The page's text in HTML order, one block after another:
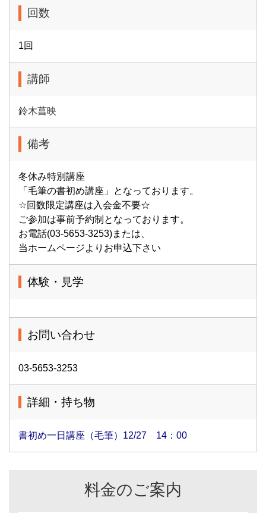
回数
1回
講師
鈴木菖映
備考
冬休み特別講座
「毛筆の書初め講座」となっております。
☆回数限定講座は入会金不要☆
ご参加は事前予約制となっております。
お電話(03-5653-3253)または、
当ホームページよりお申込下さい
体験・見学
お問い合わせ
03-5653-3253
詳細・持ち物
書初め一日講座（毛筆）12/27 14：00
料金のご案内